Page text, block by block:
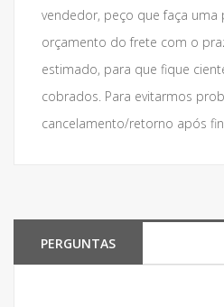
vendedor, peço que faça uma
orçamento do frete com o
estimado, para que fique
cobrados. Para evitarmos
cancelamento/retorno após
PERGUNTAS